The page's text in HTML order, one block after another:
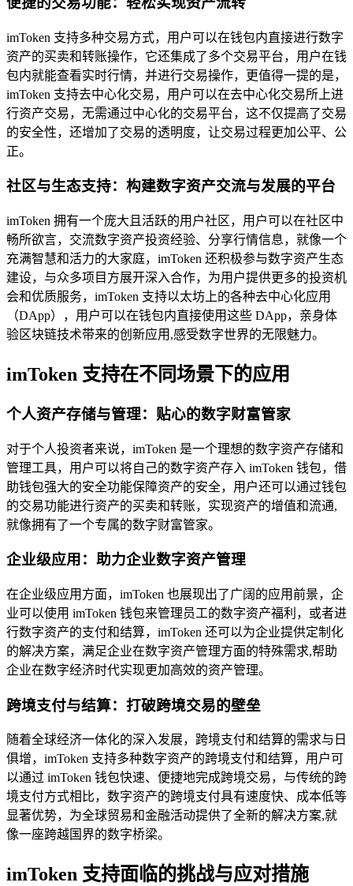
imToken 支持多种交易方式，用户可以在钱包内直接进行数字
资产的买卖和转账操作，它还集成了多个交易平台，用户在钱
包内就能查看实时行情，并进行交易操作，更值得一提的是，
imToken 支持去中心化交易，用户可以在去中心化交易所上进
行资产交易，无需通过中心化的交易平台，这不仅提高了交易
的安全性，还增加了交易的透明度，让交易过程更加公平、公
正。
社区与生态支持：构建数字资产交流与发展的平台
imToken 拥有一个庞大且活跃的用户社区，用户可以在社区中
畅所欲言，交流数字资产投资经验、分享行情信息，就像一个
充满智慧和活力的大家庭，imToken 还积极参与数字资产生态
建设，与众多项目方展开深入合作，为用户提供更多的投资机
会和优质服务，imToken 支持以太坊上的各种去中心化应用
（DApp），用户可以在钱包内直接使用这些 DApp，亲身体
验区块链技术带来的创新应用,感受数字世界的无限魅力。
imToken 支持在不同场景下的应用
个人资产存储与管理：贴心的数字财富管家
对于个人投资者来说，imToken 是一个理想的数字资产存储和
管理工具，用户可以将自己的数字资产存入 imToken 钱包，借
助钱包强大的安全功能保障资产的安全，用户还可以通过钱包
的交易功能进行资产的买卖和转账，实现资产的增值和流通,
就像拥有了一个专属的数字财富管家。
企业级应用：助力企业数字资产管理
在企业级应用方面，imToken 也展现出了广阔的应用前景，企
业可以使用 imToken 钱包来管理员工的数字资产福利，或者进
行数字资产的支付和结算，imToken 还可以为企业提供定制化
的解决方案，满足企业在数字资产管理方面的特殊需求,帮助
企业在数字经济时代实现更加高效的资产管理。
跨境支付与结算：打破跨境交易的壁垒
随着全球经济一体化的深入发展，跨境支付和结算的需求与日
俱增，imToken 支持多种数字资产的跨境支付和结算，用户可
以通过 imToken 钱包快速、便捷地完成跨境交易，与传统的跨
境支付方式相比，数字资产的跨境支付具有速度快、成本低等
显著优势，为全球贸易和金融活动提供了全新的解决方案,就
像一座跨越国界的数字桥梁。
imToken 支持面临的挑战与应对措施